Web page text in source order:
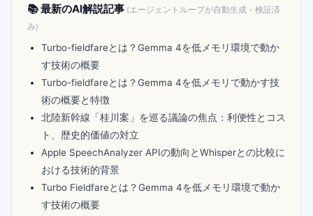
📚 最新のAI解説記事 (エージェントループが自動生成・検証済
み)
Turbo-fieldfareとは？Gemma 4を低メモリ環境で動か
す技術の概要
Turbo-fieldfareとは？Gemma 4を低メモリで動かす技
術の概要と特徴
北陸新幹線「桂川案」を巡る議論の焦点：利便性とコス
ト、歴史的価値の対立
Apple SpeechAnalyzer APIの動向とWhisperとの比較に
おける技術的背景
Turbo Fieldfareとは？Gemma 4を低メモリ環境で動か
す技術の概要